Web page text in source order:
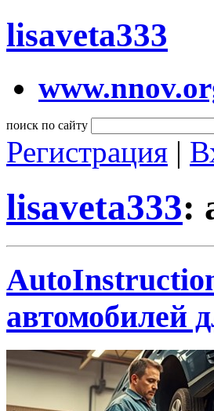
lisaveta333
поиск по сайту
Регистрация |
lisaveta333:
автомобилей